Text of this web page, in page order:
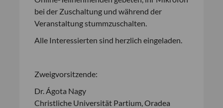
bei der Zuschaltung und während der
Veranstaltung stummzuschalten.
Alle Interessierten sind herzlich eingeladen.
Zweigvorsitzende:
Dr. Ágota Nagy
Christliche Universität Partium, Oradea